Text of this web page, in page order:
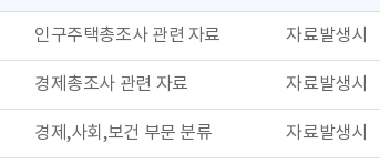
인구주택총조사 관련 자료 자료발생시
경제총조사 관련 자료 자료발생시
경제,사회,보건 부문 분류 자료발생시